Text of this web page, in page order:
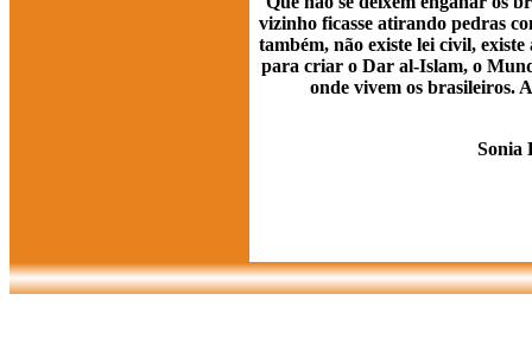
vizinho ficasse atirando pedras
também, não existe lei civil,
para criar o Dar al-Islam, o
onde vivem os brasileiros.
Sonia